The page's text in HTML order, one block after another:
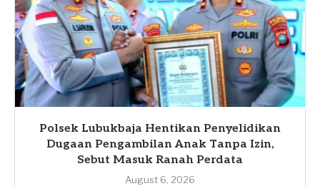
Polsek Lubukbaja Hentikan Penyelidikan
Dugaan Pengambilan Anak Tanpa Izin,
Sebut Masuk Ranah Perdata
August 6, 2026